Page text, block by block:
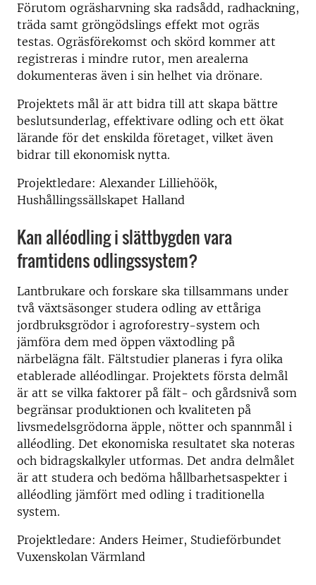
Förutom ogräsharvning ska radsådd, radhackning,
träda samt gröngödslings effekt mot ogräs
testas. Ogräsförekomst och skörd kommer att
registreras i mindre rutor, men arealerna
dokumenteras även i sin helhet via drönare.
Projektets mål är att bidra till att skapa bättre
beslutsunderlag, effektivare odling och ett ökat
lärande för det enskilda företaget, vilket även
bidrar till ekonomisk nytta.
Projektledare: Alexander Lilliehöök,
Hushållingssällskapet Halland
Kan alléodling i slättbygden vara
framtidens odlingssystem?
Lantbrukare och forskare ska tillsammans under
två växtsäsonger studera odling av ettåriga
jordbruksgrödor i agroforestry-system och
jämföra dem med öppen växtodling på
närbelägna fält. Fältstudier planeras i fyra olika
etablerade alléodlingar. Projektets första delmål
är att se vilka faktorer på fält- och gårdsnivå som
begränsar produktionen och kvaliteten på
livsmedelsgrödorna äpple, nötter och spannmål i
alléodling. Det ekonomiska resultatet ska noteras
och bidragskalkyler utformas. Det andra delmålet
är att studera och bedöma hållbarhetsaspekter i
alléodling jämfört med odling i traditionella
system.
Projektledare: Anders Heimer, Studieförbundet
Vuxenskolan Värmland